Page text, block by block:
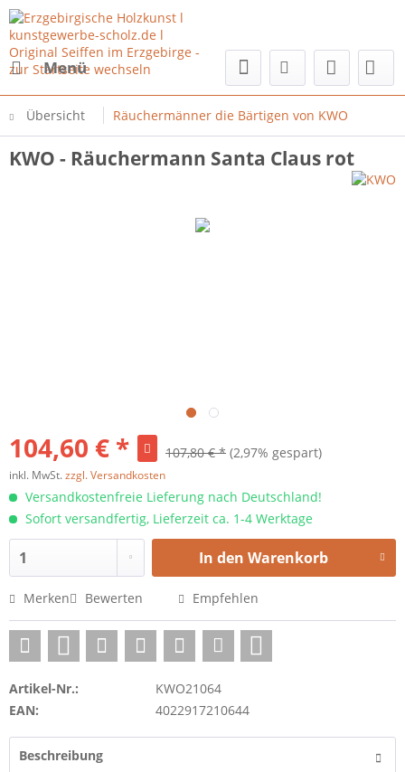
Menü
Übersicht Räuchermänner die Bärtigen von KWO
KWO - Räuchermann Santa Claus rot
104,60 € * 107,80 € * (2,97% gespart)
inkl. MwSt.zzgl. Versandkosten
Versandkostenfreie Lieferung nach Deutschland!
Sofort versandfertig, Lieferzeit ca. 1-4 Werktage
In den Warenkorb
Merken Bewerten Empfehlen
Artikel-Nr.:
KWO21064
EAN:
4022917210644
Beschreibung